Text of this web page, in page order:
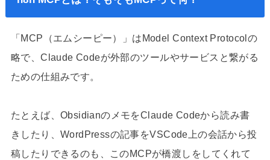
「MCP（エムシーピー）」はModel Context Protocolの
略で、Claude Codeが外部のツールやサービスと繋がる
ための仕組みです。
たとえば、ObsidianのメモをClaude Codeから読み書
きしたり、WordPressの記事をVSCode上の会話から投
稿したりできるのも、このMCPが橋渡しをしてくれて